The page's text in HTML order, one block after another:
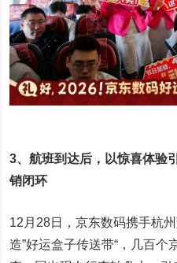
3、航班到达后，以惊喜体验
销闭环
12月28日，京东数码携手杭
造”好运盒子传送带“，几百